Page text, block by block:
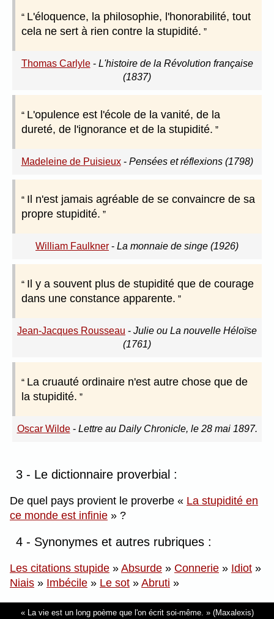
L'éloquence, la philosophie, l'honorabilité, tout
cela ne sert à rien contre la stupidité.
Thomas Carlyle- L'histoire de la Révolution française
(1837)
L'opulence est l'école de la vanité, de la
dureté, de l'ignorance et de la stupidité.
Madeleine de Puisieux- Pensées et réflexions (1798)
Il n'est jamais agréable de se convaincre de sa
propre stupidité.
William Faulkner - La monnaie de singe (1926)
Il y a souvent plus de stupidité que de courage
dans une constance apparente.
Jean-Jacques Rousseau - Julie ou La nouvelle Héloïse
(1761)
La cruauté ordinaire n'est autre chose que de
la stupidité.
Oscar Wilde- Lettre au Daily Chronicle, le 28 mai 1897.
3 - Le dictionnaire proverbial :
De quel pays provient le proverbe
La stupidité en
ce monde est infinie
?
4 - Synonymes et autres rubriques :
Les citations stupide » Absurde » Connerie » Idiot »
Niais » Imbécile » Le sot » Abruti »
La vie est un long poème que l'on écrit soi-même. (Maxalexis)